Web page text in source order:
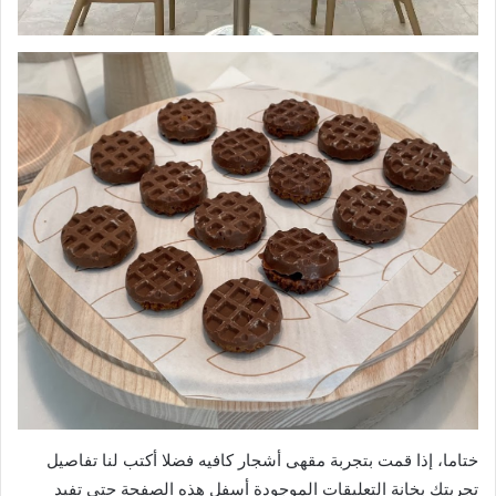
ختاما، إذا قمت بتجربة مقهى أشجار كافيه فضلا أكتب لنا تفاصيل
تجربتك بخانة التعليقات الموجودة أسفل هذه الصفحة حتى تفيد